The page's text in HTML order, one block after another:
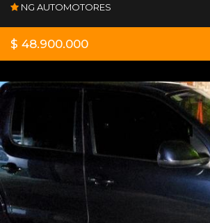
NG AUTOMOTORES
$ 48.900.000